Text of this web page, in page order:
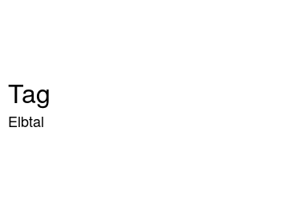
Tag
Elbtal